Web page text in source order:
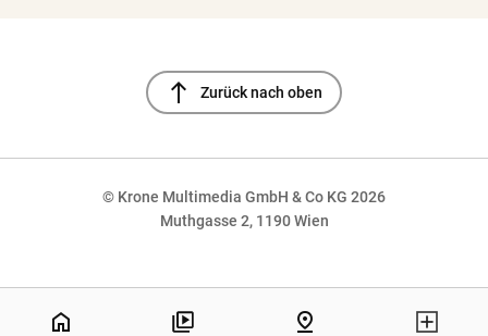
north Zurück nach oben
© Krone Multimedia GmbH & Co KG 2026
Muthgasse 2, 1190 Wien
home pin_drop
NaN%